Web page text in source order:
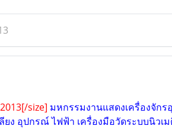
size] มหกรรมงานแสดงเครื่องจักร
อุปกรณ์ ไฟฟ้า เครื่องมือวัดระบบนิวเ